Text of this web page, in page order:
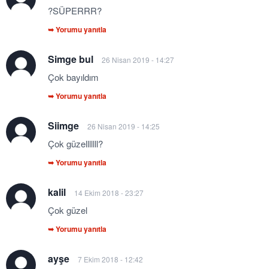
?SÜPERRR?
➥ Yorumu yanıtla
Simge bul 26 Nisan 2019 - 14:27
Çok bayıldım
➥ Yorumu yanıtla
Siimge 26 Nisan 2019 - 14:25
Çok güzelllllll?
➥ Yorumu yanıtla
kalil 14 Ekim 2018 - 23:27
Çok güzel
➥ Yorumu yanıtla
ayşe 7 Ekim 2018 - 12:42